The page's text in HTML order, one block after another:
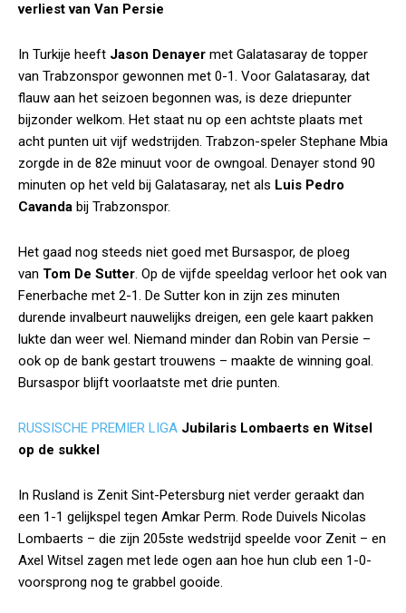
verliest van Van Persie
In Turkije heeft Jason Denayer met Galatasaray de topper
van Trabzonspor gewonnen met 0-1. Voor Galatasaray, dat
flauw aan het seizoen begonnen was, is deze driepunter
bijzonder welkom. Het staat nu op een achtste plaats met
acht punten uit vijf wedstrijden. Trabzon-speler Stephane Mbia
zorgde in de 82e minuut voor de owngoal. Denayer stond 90
minuten op het veld bij Galatasaray, net als Luis Pedro
Cavanda bij Trabzonspor.
Het gaad nog steeds niet goed met Bursaspor, de ploeg
van Tom De Sutter. Op de vijfde speeldag verloor het ook van
Fenerbache met 2-1. De Sutter kon in zijn zes minuten
durende invalbeurt nauwelijks dreigen, een gele kaart pakken
lukte dan weer wel. Niemand minder dan Robin van Persie –
ook op de bank gestart trouwens – maakte de winning goal.
Bursaspor blijft voorlaatste met drie punten.
RUSSISCHE PREMIER LIGA Jubilaris Lombaerts en Witsel
op de sukkel
In Rusland is Zenit Sint-Petersburg niet verder geraakt dan
een 1-1 gelijkspel tegen Amkar Perm. Rode Duivels Nicolas
Lombaerts – die zijn 205ste wedstrijd speelde voor Zenit – en
Axel Witsel zagen met lede ogen aan hoe hun club een 1-0-
voorsprong nog te grabbel gooide.